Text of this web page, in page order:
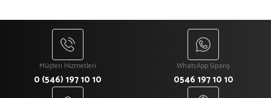
Müşteri Hizmetleri
0 (546) 197 10 10
WhatsApp Sipariş
0546 197 10 10